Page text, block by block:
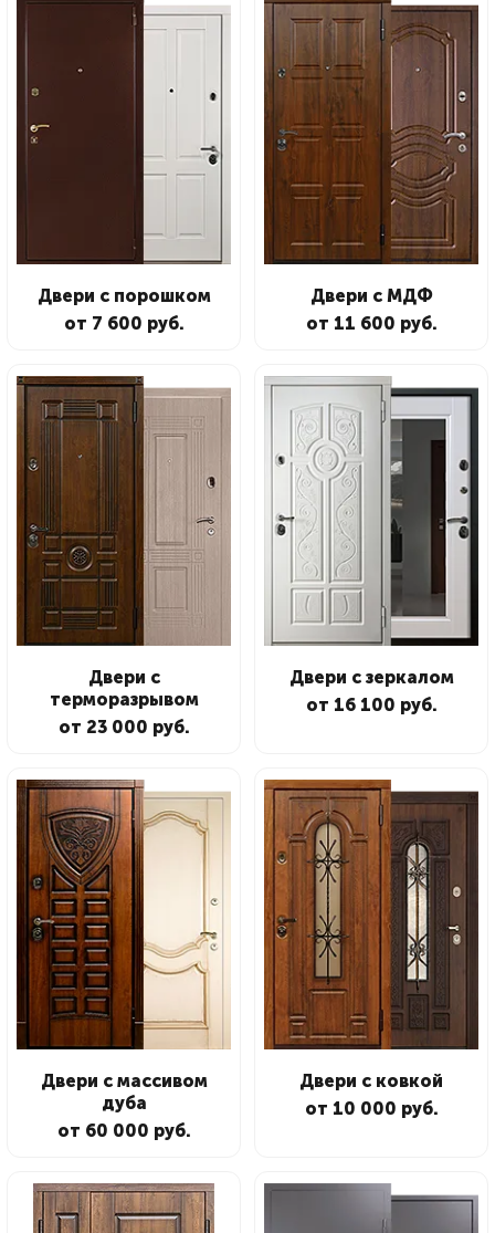
Двери с порошком
от 7 600 руб.
Двери с МДФ
от 11 600 руб.
Двери с
терморазрывом
от 23 000 руб.
Двери с зеркалом
от 16 100 руб.
Двери с массивом
дуба
от 60 000 руб.
Двери с ковкой
от 10 000 руб.